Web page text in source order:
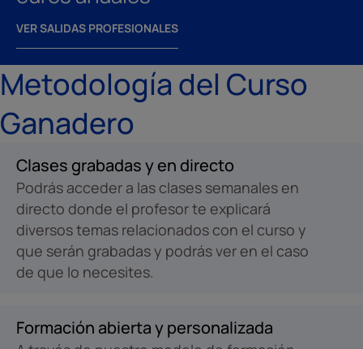
VER SALIDAS PROFESIONALES
Metodología del Curso
Ganadero
Clases grabadas y en directo
Podrás acceder a las clases semanales en
directo donde el profesor te explicará
diversos temas relacionados con el curso y
que serán grabadas y podrás ver en el caso
de que lo necesites.
Formación abierta y personalizada